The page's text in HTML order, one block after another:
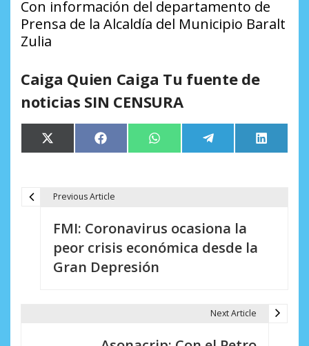
Con información del departamento de
Prensa de la Alcaldía del Municipio Baralt
Zulia
Caiga Quien Caiga Tu fuente de
noticias SIN CENSURA
Compartir
en
X
(Twitter)
Compartir
en
Facebook Compartir
en
WhatsApp Compartir
en
Telegram
en
LinkedIn
Previous Article
FMI: Coronavirus ocasiona la
peor crisis económica desde la
Gran Depresión
Next Article